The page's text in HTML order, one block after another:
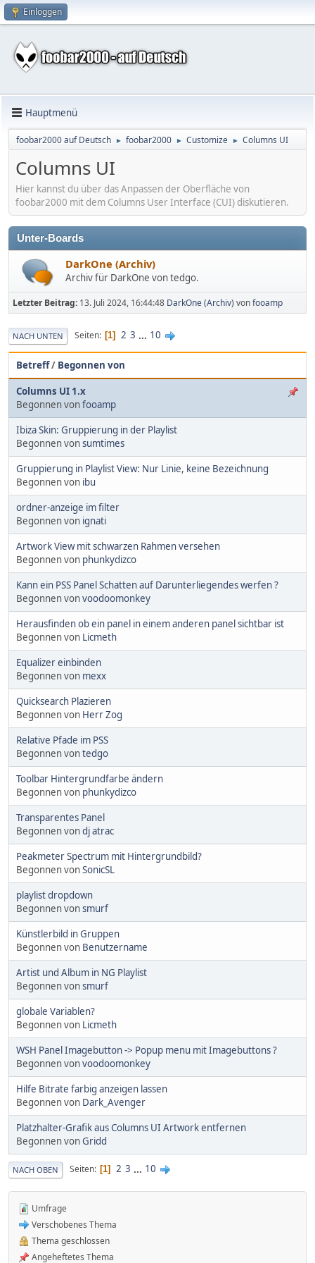
Einloggen
Hauptmenü
foobar2000 auf Deutsch ► foobar2000 ► Customize ► Columns UI
Columns UI
Hier kannst du über das Anpassen der Oberfläche von
foobar2000 mit dem Columns User Interface (CUI) diskutieren.
Unter-Boards
DarkOne (Archiv)
Archiv für DarkOne von tedgo.
Letzter Beitrag: 13. Juli 2024, 16:44:48 DarkOne (Archiv) vonfooamp
NACH UNTEN Seiten 1 2 3 ... 10
Betreff/ Begonnen von
Columns UI 1.x
Begonnen vonfooamp
Ibiza Skin: Gruppierung in der Playlist
Begonnen vonsumtimes
Gruppierung in Playlist View: Nur Linie, keine Bezeichnung
Begonnen von ibu
ordner-anzeige im filter
Begonnen von ignati
Artwork View mit schwarzen Rahmen versehen
Begonnen von phunkydizco
Kann ein PSS Panel Schatten auf Darunterliegendes werfen ?
Begonnen vonvoodoomonkey
Herausfinden ob ein panel in einem anderen panel sichtbar ist
Begonnen von Licmeth
Equalizer einbinden
Begonnen von mexx
Quicksearch Plazieren
Begonnen von Herr Zog
Relative Pfade im PSS
Begonnen vontedgo
Toolbar Hintergrundfarbe ändern
Begonnen von phunkydizco
Transparentes Panel
Begonnen vondj atrac
Peakmeter Spectrum mit Hintergrundbild?
Begonnen vonSonicSL
playlist dropdown
Begonnen vonsmurf
Künstlerbild in Gruppen
Begonnen von Benutzername
Artist und Album in NG Playlist
Begonnen vonsmurf
globale Variablen?
Begonnen von Licmeth
WSH Panel Imagebutton -> Popup menu mit Imagebuttons ?
Begonnen vonvoodoomonkey
Hilfe Bitrate farbig anzeigen lassen
Begonnen von Dark_Avenger
Platzhalter-Grafik aus Columns UI Artwork entfernen
Begonnen vonGridd
NACH OBEN Seiten 1 2 3 ... 10
Umfrage
Verschobenes Thema
Thema geschlossen
Angeheftetes Thema